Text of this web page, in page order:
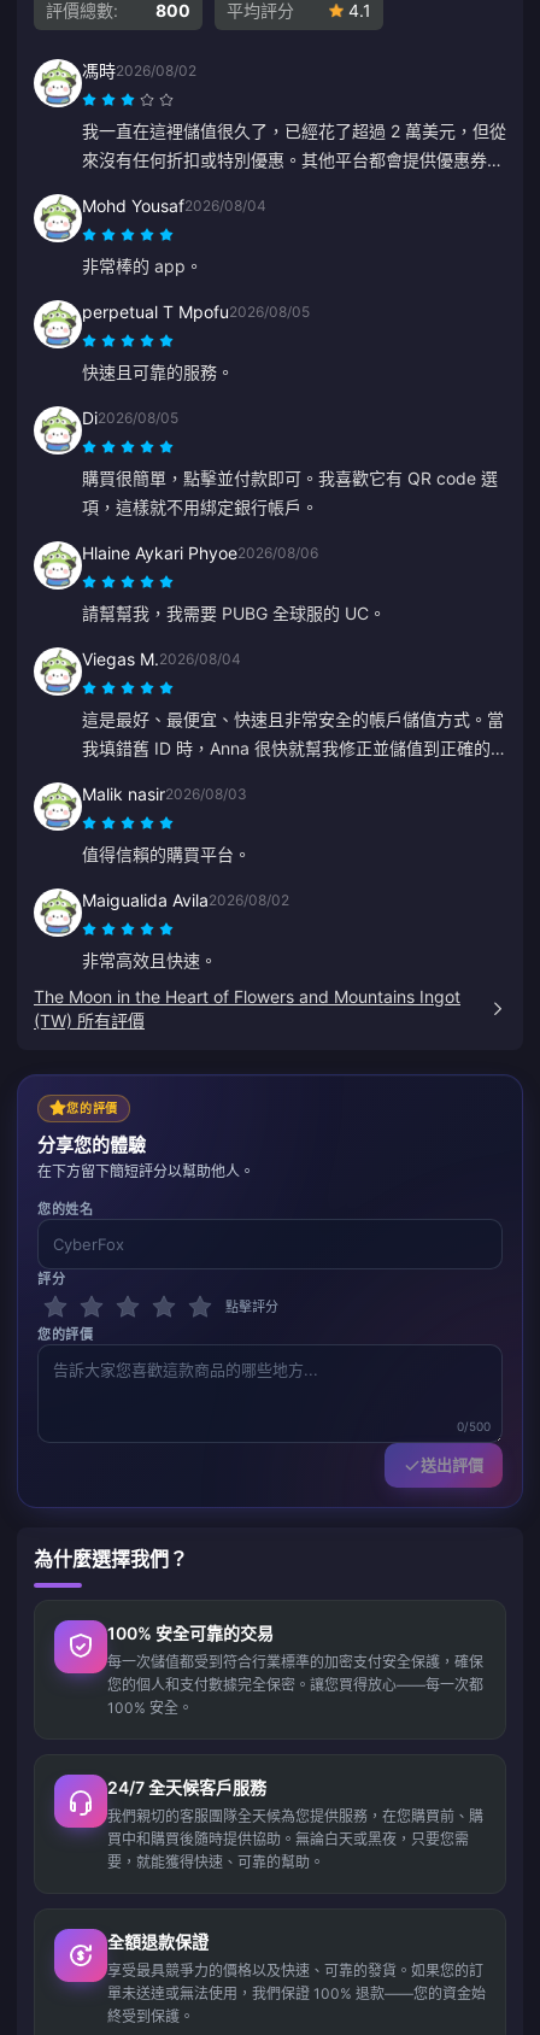
評價總數: 800 平均評分 4.1
馮時2026/08/02
我一直在這裡儲值很久了，已經花了超過 2 萬美元，但從
來沒有任何折扣或特別優惠。其他平台都會提供優惠券或
Mohd Yousaf2026/08/04
非常棒的 app。
perpetual T Mpofu2026/08/05
快速且可靠的服務。
Di2026/08/05
購買很簡單，點擊並付款即可。我喜歡它有 QR code 選
項，這樣就不用綁定銀行帳戶。
Hlaine Aykari Phyoe2026/08/06
請幫幫我，我需要 PUBG 全球服的 UC。
Viegas M.2026/08/04
這是最好、最便宜、快速且非常安全的帳戶儲值方式。當
我填錯舊 ID 時，Anna 很快就幫我修正並儲值到正確的
Malik nasir2026/08/03
值得信賴的購買平台。
Maigualida Avila2026/08/02
非常高效且快速。
The Moon in the Heart of Flowers and Mountains Ingot
(TW) 所有評價
您的評價
分享您的體驗
在下方留下簡短評分以幫助他人。
您的姓名
評分
點擊評分
您的評價
0/500
送出評價
為什麼選擇我們？
100% 安全可靠的交易
每一次儲值都受到符合行業標準的加密支付安全保護，確保
您的個人和支付數據完全保密。讓您買得放心——每一次都
100% 安全。
24/7 全天候客戶服務
我們親切的客服團隊全天候為您提供服務，在您購買前、購
買中和購買後隨時提供協助。無論白天或黑夜，只要您需
要，就能獲得快速、可靠的幫助。
全額退款保證
享受最具競爭力的價格以及快速、可靠的發貨。如果您的訂
單未送達或無法使用，我們保證 100% 退款——您的資金始
終受到保護。